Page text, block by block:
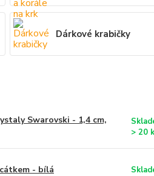
Dárkové krabičky
Swarovski - 1,4 cm,
> 20
- bílá